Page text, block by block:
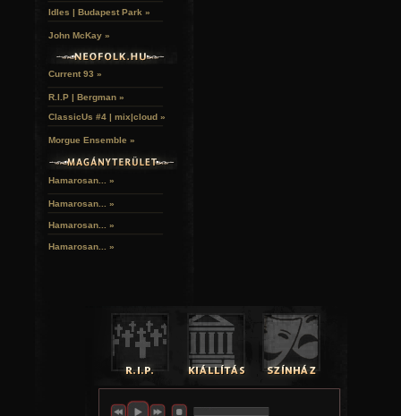
Idles | Budapest Park »
John McKay »
Current 93 »
R.I.P | Bergman »
ClassicUs #4 | mix|cloud »
Morgue Ensemble »
Hamarosan... »
Hamarosan... »
Hamarosan... »
Hamarosan... »